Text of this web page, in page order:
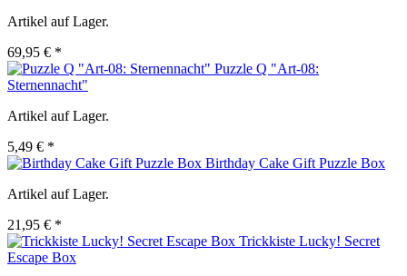
Artikel auf Lager.
69,95 € *
Puzzle Q "Art-08:
Sternennacht"
Artikel auf Lager.
5,49 € *
Birthday Cake Gift Puzzle Box
Artikel auf Lager.
21,95 € *
Trickkiste Lucky! Secret
Escape Box